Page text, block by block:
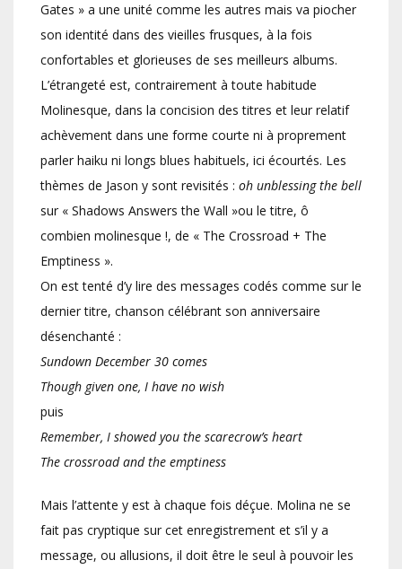
Gates » a une unité comme les autres mais va piocher
son identité dans des vieilles frusques, à la fois
confortables et glorieuses de ses meilleurs albums.
L’étrangeté est, contrairement à toute habitude
Molinesque, dans la concision des titres et leur relatif
achèvement dans une forme courte ni à proprement
parler haiku ni longs blues habituels, ici écourtés. Les
thèmes de Jason y sont revisités : oh unblessing the bell
sur « Shadows Answers the Wall »ou le titre, ô
combien molinesque !, de « The Crossroad + The
Emptiness ».
On est tenté d’y lire des messages codés comme sur le
dernier titre, chanson célébrant son anniversaire
désenchanté :
Sundown December 30 comes
Though given one, I have no wish
puis
Remember, I showed you the scarecrow’s heart
The crossroad and the emptiness
Mais l’attente y est à chaque fois déçue. Molina ne se
fait pas cryptique sur cet enregistrement et s’il y a
message, ou allusions, il doit être le seul à pouvoir les